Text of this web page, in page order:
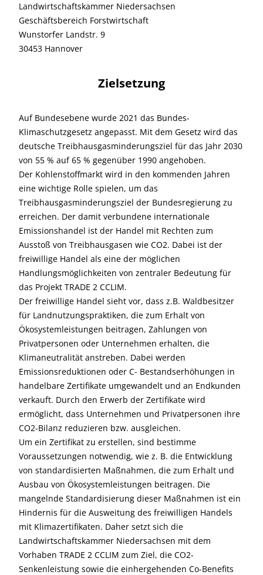
Landwirtschaftskammer Niedersachsen
Geschäftsbereich Forstwirtschaft
Wunstorfer Landstr. 9
30453 Hannover
Zielsetzung
Auf Bundesebene wurde 2021 das Bundes-
Klimaschutzgesetz angepasst. Mit dem Gesetz wird das
deutsche Treibhausgasminderungsziel für das Jahr 2030
von 55 % auf 65 % gegenüber 1990 angehoben.
Der Kohlenstoffmarkt wird in den kommenden Jahren
eine wichtige Rolle spielen, um das
Treibhausgasminderungsziel der Bundesregierung zu
erreichen. Der damit verbundene internationale
Emissionshandel ist der Handel mit Rechten zum
Ausstoß von Treibhausgasen wie CO2. Dabei ist der
freiwillige Handel als eine der möglichen
Handlungsmöglichkeiten von zentraler Bedeutung für
das Projekt TRADE 2 CCLIM.
Der freiwillige Handel sieht vor, dass z.B. Waldbesitzer
für Landnutzungspraktiken, die zum Erhalt von
Ökosystemleistungen beitragen, Zahlungen von
Privatpersonen oder Unternehmen erhalten, die
Klimaneutralität anstreben. Dabei werden
Emissionsreduktionen oder C- Bestandserhöhungen in
handelbare Zertifikate umgewandelt und an Endkunden
verkauft. Durch den Erwerb der Zertifikate wird
ermöglicht, dass Unternehmen und Privatpersonen ihre
CO2-Bilanz reduzieren bzw. ausgleichen.
Um ein Zertifikat zu erstellen, sind bestimme
Voraussetzungen notwendig, wie z. B. die Entwicklung
von standardisierten Maßnahmen, die zum Erhalt und
Ausbau von Ökosystemleistungen beitragen. Die
mangelnde Standardisierung dieser Maßnahmen ist ein
Hindernis für die Ausweitung des freiwilligen Handels
mit Klimazertifikaten. Daher setzt sich die
Landwirtschaftskammer Niedersachsen mit dem
Vorhaben TRADE 2 CCLIM zum Ziel, die CO2-
Senkenleistung sowie die einhergehenden Co-Benefits